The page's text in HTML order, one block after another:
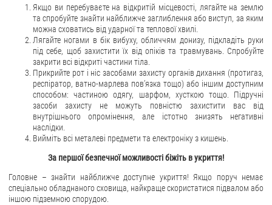
Якщо ви перебуваєте на відкритій місцевості, лягайте на землю
та спробуйте знайти найближче заглиблення або виступ, за яким
можна сховатись від ударної та теплової хвилі.
Лягайте ногами в бік вибуху, обличчям донизу, підкладіть руки
під себе, щоб захистити їх від опіків та травмувань. Спробуйте
закрити всі відкриті частини тіла.
Прикрийте рот і ніс засобами захисту органів дихання (протигаз,
респіратор, ватно-марлева пов’язка тощо) або іншим доступним
способом: частиною одягу, шарфом, хусткою тощо. Підручні
засоби захисту не можуть повністю захистити вас від
внутрішнього опромінення, але істотно знизять негативні
наслідки.
Вийміть всі металеві предмети та електроніку з кишень.
За першої безпечної можливості біжіть в укриття!
Головне – знайти найближче доступне укриття! Якщо поруч немає
спеціально обладнаного сховища, найкраще скористатися підвалом або
іншою підземною спорудою.